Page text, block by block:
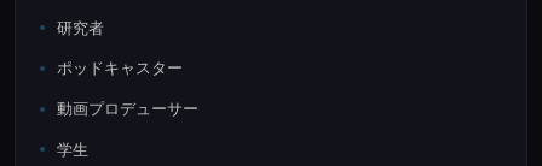
研究者
ポッドキャスター
動画プロデューサー
学生